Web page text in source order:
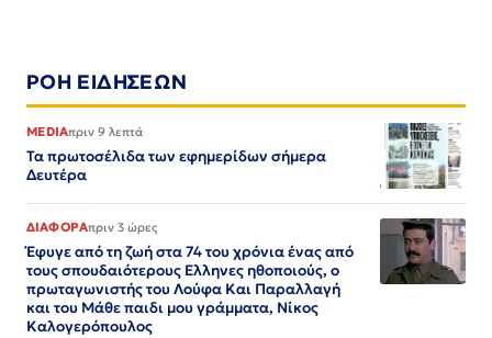
ΡΟΗ ΕΙΔΗΣΕΩΝ
MEDIAπριν 9 λεπτά
Τα πρωτοσέλιδα των εφημερίδων σήμερα
Δευτέρα
ΔΙΑΦΟΡΑπριν 3 ώρες
Έφυγε από τη ζωή στα 74 του χρόνια ένας από
τους σπουδαιότερους Ελληνες ηθοποιούς, ο
πρωταγωνιστής του Λούφα Και Παραλλαγή
και του Μάθε παιδι μου γράμματα, Νίκος
Καλογερόπουλος